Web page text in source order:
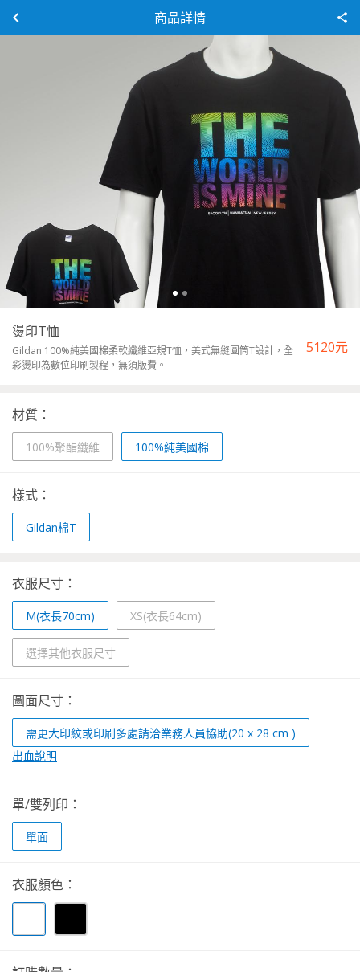
商品詳情
燙印T恤
Gildan 100%純美國棉柔軟纖維亞規T恤，美式無縫圓筒T設計，全
彩燙印為數位印刷製程，無須版費。
5120元
材質：
100%聚酯纖維 100%純美國棉
樣式：
Gildan棉T
衣服尺寸：
M(衣長70cm) XS(衣長64cm)
選擇其他衣服尺寸
圖面尺寸：
需更大印紋或印刷多處請洽業務人員協助(20 x 28 cm )
出血說明
單/雙列印：
單面
衣服顏色：